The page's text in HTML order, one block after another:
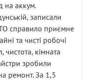
на аккум.
записали
справило приємне
та чисті робочі
чистота, кімната
зробили
ремонт. За 1,5